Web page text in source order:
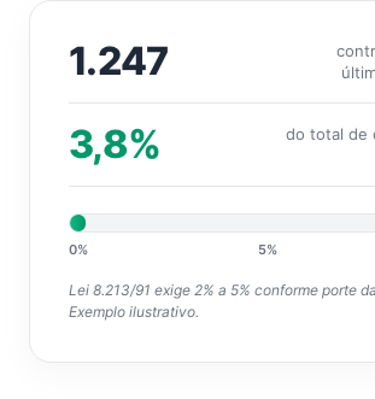
1.247
3,8%
do total de
0% 5%
Lei 8.213/91 exige 2% a 5% conforme porte
Exemplo ilustrativo.